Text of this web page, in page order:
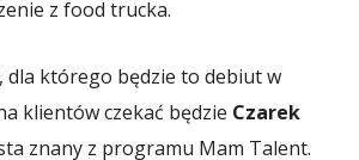
z food trucka.
dla którego będzie to debiut w
klientów czekać będzie Czarek
znany z programu Mam Talent.